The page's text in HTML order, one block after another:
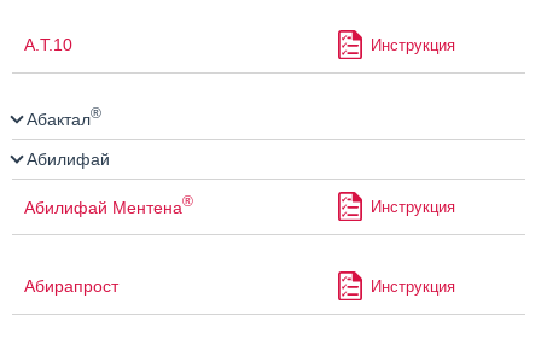
А.Т.10 Инструкция
Абактал®
Абилифай
Абилифай Ментена® Инструкция
Абирапрост Инструкция